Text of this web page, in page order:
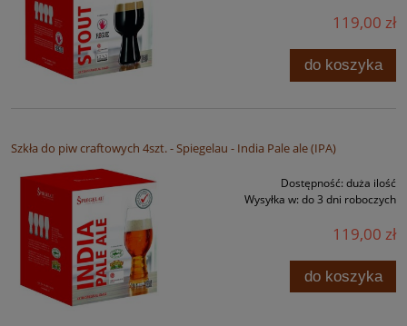
119,00 zł
do koszyka
Szkła do piw craftowych 4szt. - Spiegelau - India Pale ale (IPA)
Dostępność: duża ilość
Wysyłka w: do 3 dni roboczych
119,00 zł
do koszyka